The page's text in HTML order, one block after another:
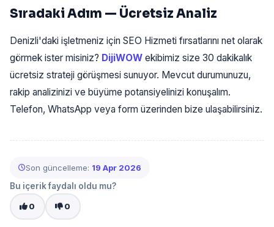
Sıradaki Adım — Ücretsiz Analiz
Denizli'daki işletmeniz için SEO Hizmeti fırsatlarını net olarak
görmek ister misiniz? DijiWOW ekibimiz size 30 dakikalık
ücretsiz strateji görüşmesi sunuyor. Mevcut durumunuzu,
rakip analizinizi ve büyüme potansiyelinizi konuşalım.
Telefon, WhatsApp veya form üzerinden bize ulaşabilirsiniz.
Son güncelleme: 19 Apr 2026
Bu içerik faydalı oldu mu?
0 0